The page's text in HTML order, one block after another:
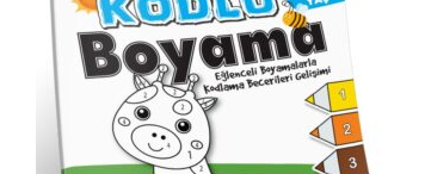
DETAILS